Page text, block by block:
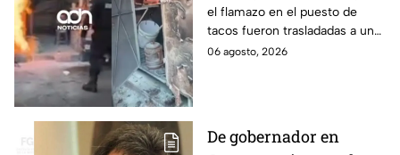
el flamazo en el puesto de
tacos fueron trasladadas a un
hospital para recibir atención
06 agosto, 2026
De gobernador en